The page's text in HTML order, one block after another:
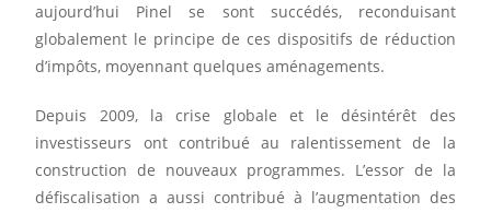
aujourd’hui Pinel se sont succédés, reconduisant
globalement le principe de ces dispositifs de réduction
d’impôts, moyennant quelques aménagements.
Depuis 2009, la crise globale et le désintérêt des
investisseurs ont contribué au ralentissement de la
construction de nouveaux programmes. L’essor de la
défiscalisation a aussi contribué à l’augmentation des